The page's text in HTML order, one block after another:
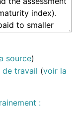
source)
de travail (voir la
: